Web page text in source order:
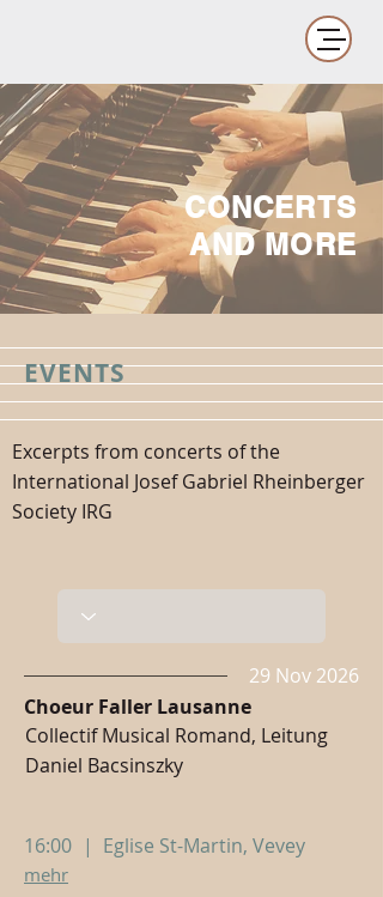
CONCERTS
AND MORE
EVENTS
Excerpts from concerts of the
International Josef Gabriel Rheinberger
Society IRG
29 Nov 2026
Choeur Faller Lausanne
Collectif Musical Romand, Leitung
Daniel Bacsinszky
16:00 | Eglise St-Martin, Vevey
mehr